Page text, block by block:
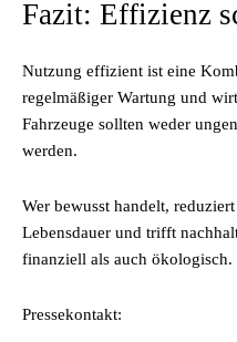
Fazit: Effizienz
Nutzung effizient ist eine
regelmäßiger Wartung und
Fahrzeuge sollten weder
werden.
Wer bewusst handelt,
Lebensdauer und trifft
finanziell als auch ökologisch.
Pressekontakt: